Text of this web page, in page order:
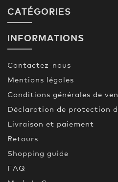
CATÉGORIES
INFORMATIONS
Contactez-nous
Mentions légales
Conditions générales de
Déclaration de protection
Livraison et paiement
Retours
Shopping guide
FAQ